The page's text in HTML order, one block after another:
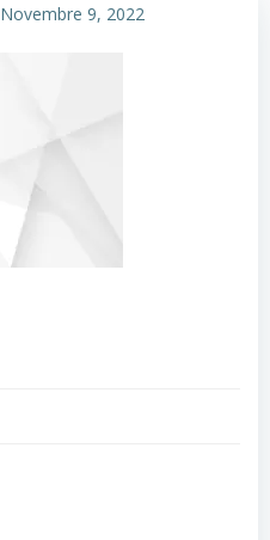
Novembre 9, 2022